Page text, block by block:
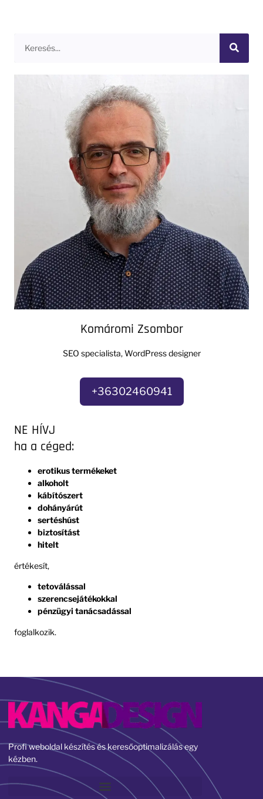
Komáromi Zsombor
SEO specialista, WordPress designer
+36302460941
NE HÍVJ
ha a céged:
erotikus termékeket
alkoholt
kábítószert
dohányárút
sertéshúst
biztosítást
hitelt
értékesít,
tetoválással
szerencsejátékokkal
pénzügyi tanácsadással
foglalkozik.
Profi weboldal készítés és keresőoptimalizálás egy
kézben.